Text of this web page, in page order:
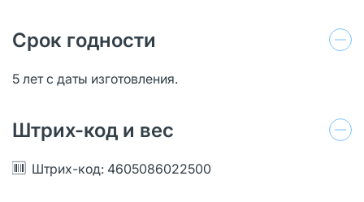
Срок годности
5 лет с даты изготовления.
Штрих-код и вес
Штрих-код: 4605086022500